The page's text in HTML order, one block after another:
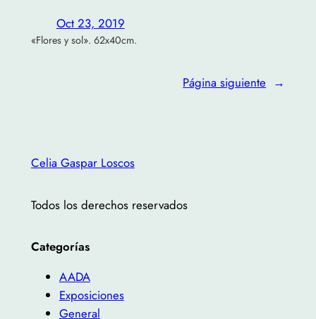
Oct 23, 2019
«Flores y sol». 62x40cm.
Página siguiente →
Celia Gaspar Loscos
Todos los derechos reservados
Categorías
AADA
Exposiciones
General